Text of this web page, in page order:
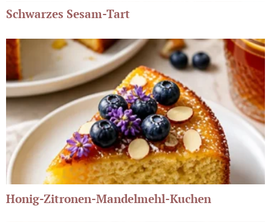
Schwarzes Sesam-Tart
Honig-Zitronen-Mandelmehl-Kuchen